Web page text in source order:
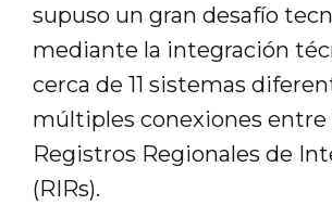
supuso un gran desafío
mediante la integración
cerca de 11 sistemas
múltiples conexiones entre
Registros Regionales de
(RIRs).